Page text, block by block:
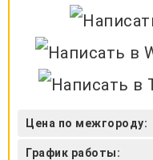
Цена по межгороду:
График работы: